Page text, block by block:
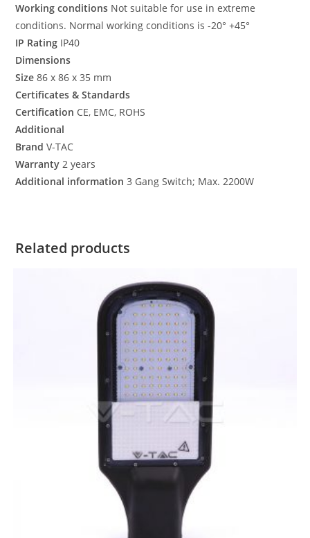
Working conditions Not suitable for use in extreme
conditions. Normal working conditions is -20° +45°
IP Rating IP40
Dimensions
Size86 x 86 x 35 mm
Certificates & Standards
Certification CE, EMC, ROHS
Additional
BrandV-TAC
Warranty2 years
Additional information3 Gang Switch; Max. 2200W
Related products